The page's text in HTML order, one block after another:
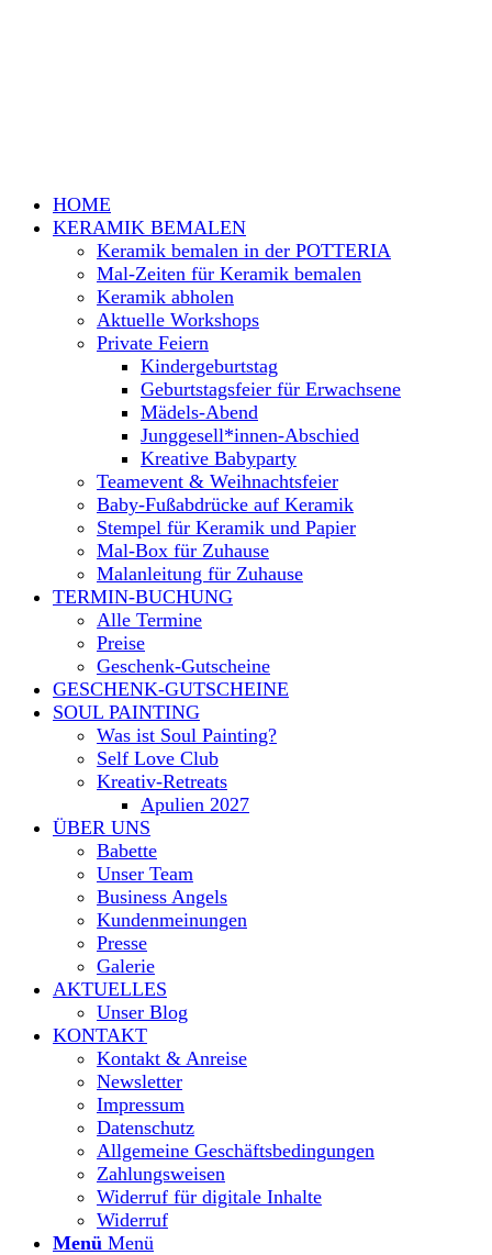
HOME
KERAMIK BEMALEN
Keramik bemalen in der POTTERIA
Mal-Zeiten für Keramik bemalen
Keramik abholen
Aktuelle Workshops
Private Feiern
Kindergeburtstag
Geburtstagsfeier für Erwachsene
Mädels-Abend
Junggesell*innen-Abschied
Kreative Babyparty
Teamevent & Weihnachtsfeier
Baby-Fußabdrücke auf Keramik
Stempel für Keramik und Papier
Mal-Box für Zuhause
Malanleitung für Zuhause
TERMIN-BUCHUNG
Alle Termine
Preise
Geschenk-Gutscheine
GESCHENK-GUTSCHEINE
SOUL PAINTING
Was ist Soul Painting?
Self Love Club
Kreativ-Retreats
Apulien 2027
ÜBER UNS
Babette
Unser Team
Business Angels
Kundenmeinungen
Presse
Galerie
AKTUELLES
Unser Blog
KONTAKT
Kontakt & Anreise
Newsletter
Impressum
Datenschutz
Allgemeine Geschäftsbedingungen
Zahlungsweisen
Widerruf für digitale Inhalte
Widerruf
Menü Menü